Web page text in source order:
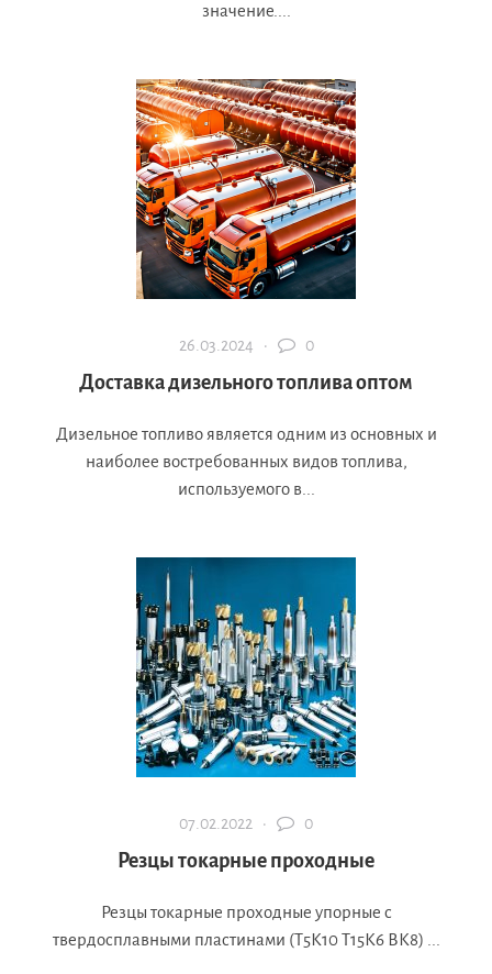
значение....
26.03.2024 · 0
Доставка дизельного топлива оптом
Дизельное топливо является одним из основных и
наиболее востребованных видов топлива,
используемого в...
07.02.2022 · 0
Резцы токарные проходные
Резцы токарные проходные упорные с
твердосплавными пластинами (Т5К10 Т15К6 ВК8) ...